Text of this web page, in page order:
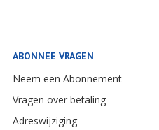
ABONNEE VRAGEN
Neem een Abonnement
Vragen over betaling
Adreswijziging